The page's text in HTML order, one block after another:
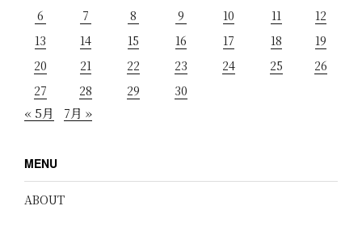
6
7 8 9 10 11
12
13
14 15 16 17 18
19
20
21 22 23 24 25
26
27
28 29 30
« 5月 7月 »
MENU
ABOUT